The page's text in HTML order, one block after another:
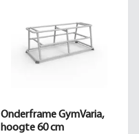
Onderframe GymVaria,
hoogte 60 cm